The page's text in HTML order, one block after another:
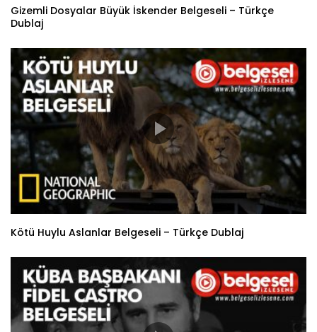
Gizemli Dosyalar Büyük İskender Belgeseli – Türkçe
Dublaj
Kötü Huylu Aslanlar Belgeseli – Türkçe Dublaj